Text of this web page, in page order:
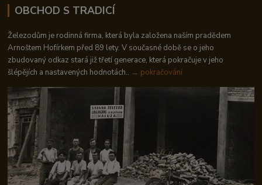
OBCHOD S TRADICÍ
Železodům je rodinná firma, která byla založena naším pradědem
Arnoštem Hofírkem před 89 lety. V současné době se o jeho
zbudovaný odkaz stará již třetí generace, která pokračuje v jeho
šlépějích a nastavených hodnotách.. → pokračování